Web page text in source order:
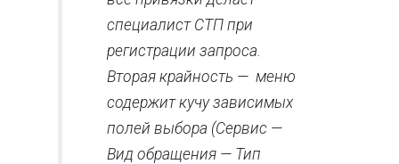
специалист СТП при
регистрации запроса.
Вторая крайность — меню
содержит кучу зависимых
полей выбора (Сервис —
Вид обращения — Тип